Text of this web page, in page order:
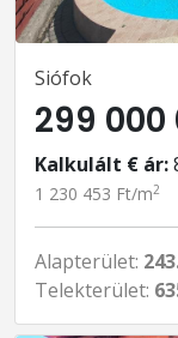
Siófok
299 000
Kalkulált € ár:
1 230 453 Ft/m2
Alapterület:
Telekterület: